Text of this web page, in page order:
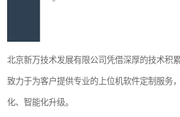
北京新万技术发展有限公司凭借深厚的技术积
致力于为客户提供专业的上位机软件定制服务
化、智能化升级。